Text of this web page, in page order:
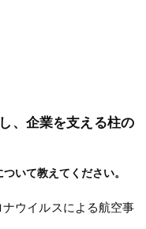
、企業を支える柱の
いて教えてください。
ウイルスによる航空事